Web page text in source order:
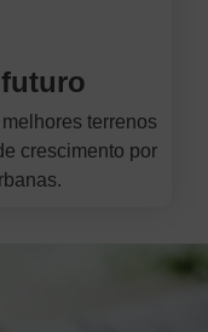
terrenos
crescimento por